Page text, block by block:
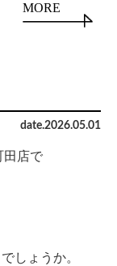
MORE
date.2026.05.01
田店で
しょうか。